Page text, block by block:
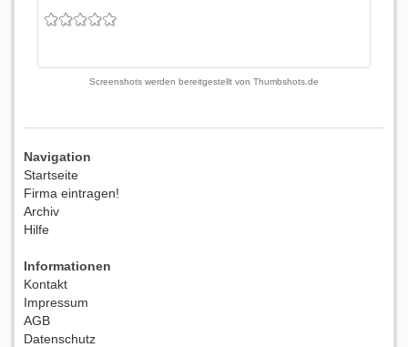
Screenshots werden bereitgestellt von Thumbshots.de
Navigation
Startseite
Firma eintragen!
Archiv
Hilfe
Informationen
Kontakt
Impressum
AGB
Datenschutz